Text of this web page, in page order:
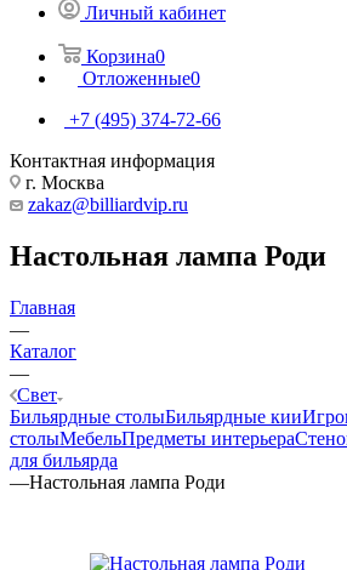
Личный кабинет
Корзина0
Отложенные0
+7 (495) 374-72-66
Контактная информация
г. Москва
zakaz@billiardvip.ru
Настольная лампа Роди
Главная
—
Каталог
—
Свет
Бильярдные столыБильярдные кии
столыМебельПредметы интерьера
для бильярда
—Настольная лампа Роди